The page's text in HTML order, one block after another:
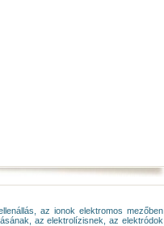
az ionok elektromos mezőben
az elektrolízisnek, az elektródok